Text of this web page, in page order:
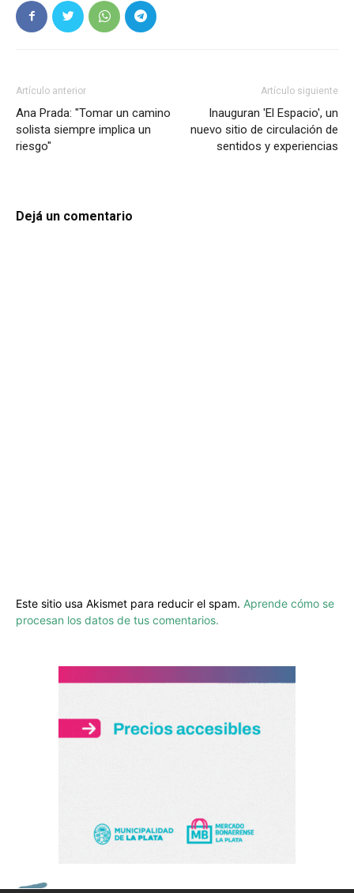
Artículo anterior
Ana Prada: "Tomar un camino
solista siempre implica un
riesgo"
Artículo siguiente
Inauguran 'El Espacio', un
nuevo sitio de circulación de
sentidos y experiencias
Dejá un comentario
Este sitio usa Akismet para reducir el spam. Aprende cómo se
procesan los datos de tus comentarios.